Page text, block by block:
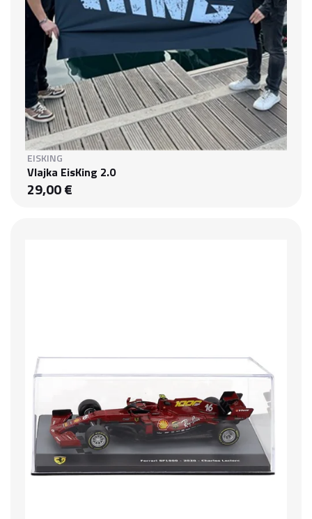
EISKING
Vlajka EisKing 2.0
29,00 €